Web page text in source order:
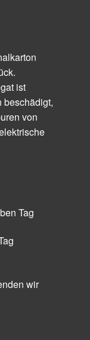
ist
beschädigt,
von
Tag
wir